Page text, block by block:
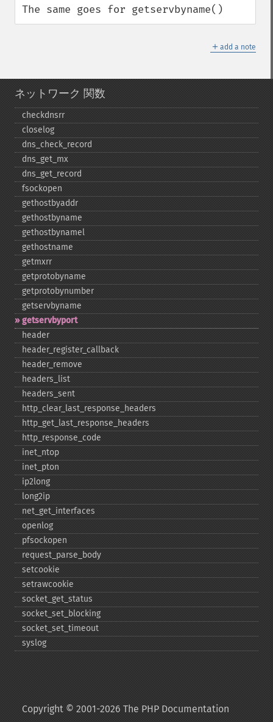
The same goes for getservbyname()
＋ add a note
ネットワーク 関数
checkdnsrr
closelog
dns_​check_​record
dns_​get_​mx
dns_​get_​record
fsockopen
gethostbyaddr
gethostbyname
gethostbynamel
gethostname
getmxrr
getprotobyname
getprotobynumber
getservbyname
getservbyport
header
header_​register_​callback
header_​remove
headers_​list
headers_​sent
http_​clear_​last_​response_​headers
http_​get_​last_​response_​headers
http_​response_​code
inet_​ntop
inet_​pton
ip2long
long2ip
net_​get_​interfaces
openlog
pfsockopen
request_​parse_​body
setcookie
setrawcookie
socket_​get_​status
socket_​set_​blocking
socket_​set_​timeout
syslog
Copyright © 2001-2026 The PHP Documentation